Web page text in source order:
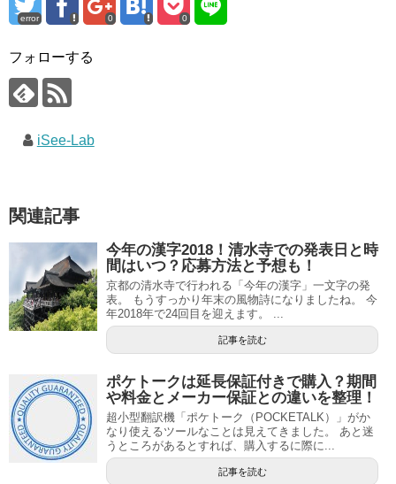
error 0 0
フォローする
iSee-Lab
関連記事
今年の漢字2018！清水寺での発表日と時
間はいつ？応募方法と予想も！
京都の清水寺で行われる「今年の漢字」一文字の発
表。 もうすっかり年末の風物詩になりましたね。 今
年2018年で24回目を迎えます。 ...
記事を読む
ポケトークは延長保証付きで購入？期間
や料金とメーカー保証との違いを整理！
超小型翻訳機「ポケトーク（POCKETALK）」がか
なり使えるツールなことは見えてきました。 あと迷
うところがあるとすれば、購入するに際に...
記事を読む